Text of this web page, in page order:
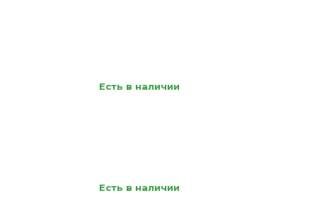
Есть в наличии
Есть в наличии